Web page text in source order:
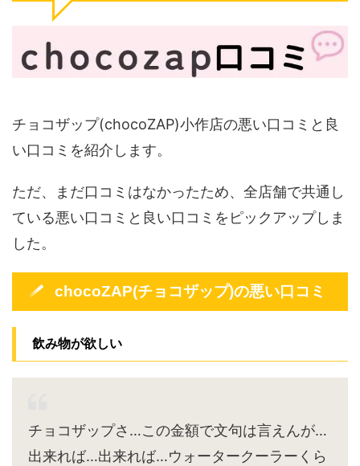
チョコザップ(chocoZAP)小作店の悪い口コミと良
い口コミを紹介します。
ただ、まだ口コミはなかったため、全店舗で共通し
ている悪い口コミと良い口コミをピックアップしま
した。
chocoZAP(チョコザップ)の悪い口コミ
飲み物が欲しい
チョコザップさ…この金額で文句は言えんが…
出来れば…出来れば…ウォータークーラーくら